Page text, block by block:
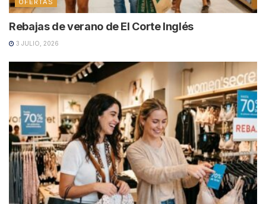
OFERTAS
Rebajas de verano de El Corte Inglés
3 JULIO, 2026